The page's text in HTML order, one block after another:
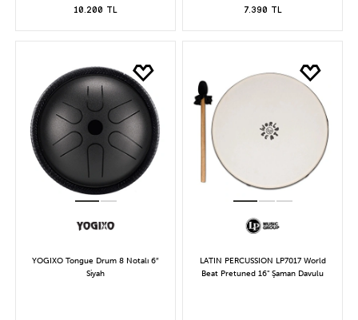
10.200 TL 7.390 TL
YOGIXO Tongue Drum 8 Notalı 6″
Siyah
LATIN PERCUSSION LP7017 World
Beat Pretuned 16" Şaman Davulu